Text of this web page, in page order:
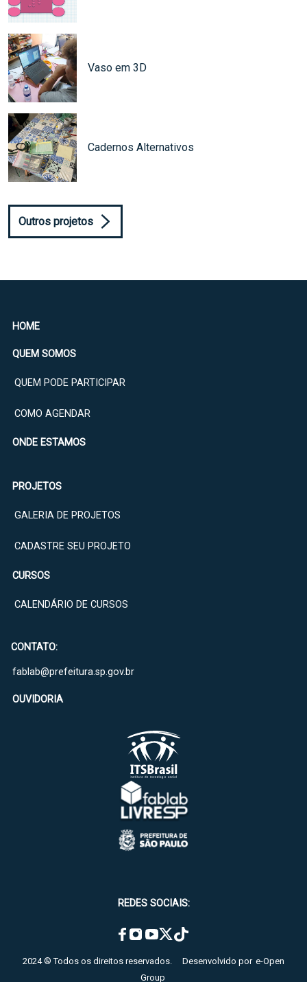
Vaso em 3D
Cadernos Alternativos
Outros projetos
REDES SOCIAIS:
2024 ® Todos os direitos reservados. Desenvolvido por e-Open
Group
HOME
QUEM SOMOS
QUEM PODE PARTICIPAR
COMO AGENDAR
ONDE ESTAMOS
PROJETOS
GALERIA DE PROJETOS
CADASTRE SEU PROJETO
CURSOS
CALENDÁRIO DE CURSOS
CONTATO:
fablab@prefeitura.sp.gov.br
OUVIDORIA